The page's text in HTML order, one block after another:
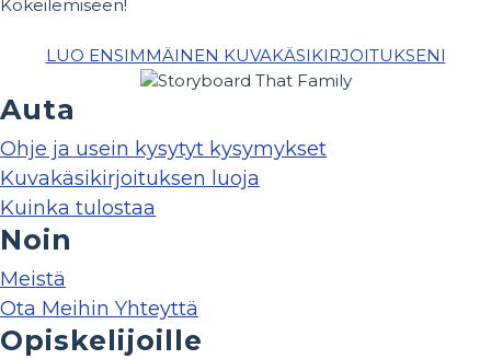
Kokeilemiseen!
LUO ENSIMMÄINEN KUVAKÄSIKIRJOITUKSENI
Auta
Ohje ja usein kysytyt kysymykset
Kuvakäsikirjoituksen luoja
Kuinka tulostaa
Noin
Meistä
Ota Meihin Yhteyttä
Opiskelijoille